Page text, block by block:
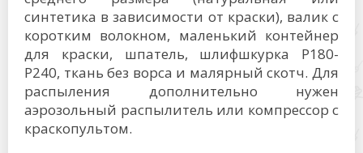
синтетика в зависимости от краски), валик с
коротким волокном, маленький контейнер
для краски, шпатель, шлифшкурка P180-
P240, ткань без ворса и малярный скотч. Для
распыления дополнительно нужен
аэрозольный распылитель или компрессор с
краскопультом.